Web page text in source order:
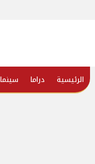
الرئيسية دراما سينما